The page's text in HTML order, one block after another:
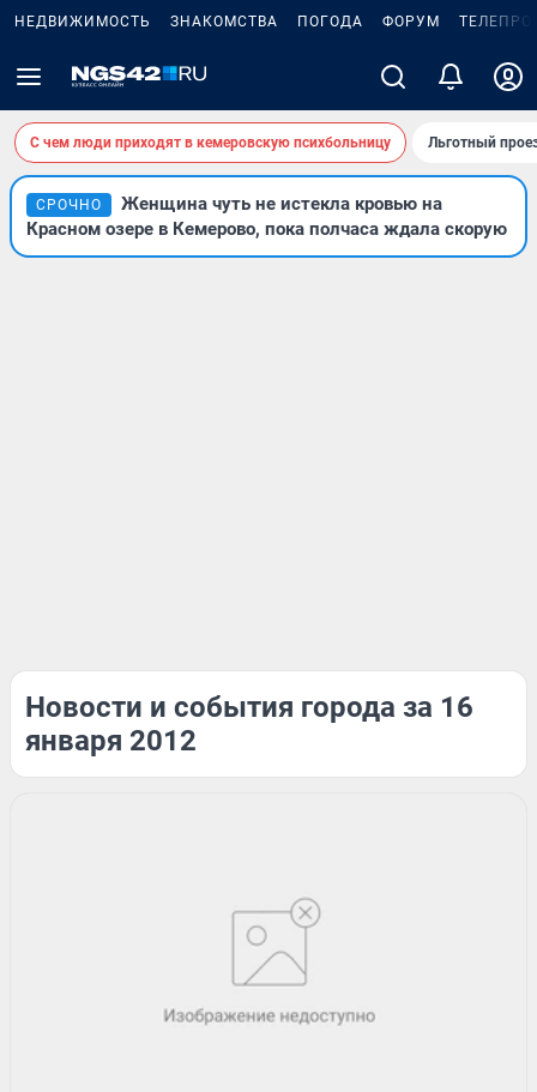
НЕДВИЖИМОСТЬ ЗНАКОМСТВА ПОГОДА ФОРУМ
С чем люди приходят в кемеровскую психбольницу Льготный
СРОЧНО
Женщина чуть не истекла кровью на
Красном озере в Кемерово, пока полчаса ждала скорую
Новости и события города за 16
января 2012